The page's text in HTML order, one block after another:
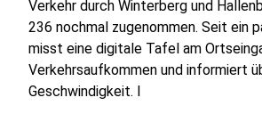
Verkehr durch Winterberg und
236 nochmal zugenommen. Seit ein
misst eine digitale Tafel am
Verkehrsaufkommen und informiert
Geschwindigkeit. I